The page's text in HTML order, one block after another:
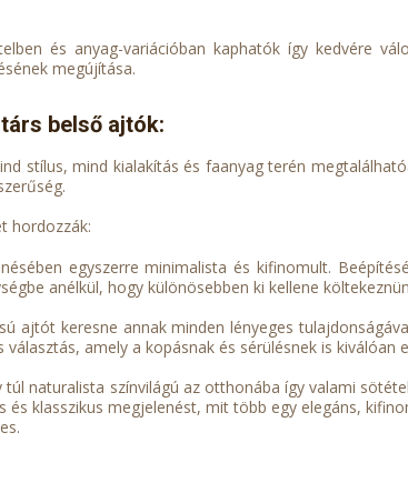
és anyag-variációban kaphatók így kedvére
megújítása.
belső ajtók:
stílus, mind kialakítás és faanyag terén
hordozzák:
egyszerre minimalista és kifinomult.
anélkül, hogy különösebben ki kellene
ajtót keresne annak minden lényeges
amely a kopásnak és sérülésnek is kiválóan
naturalista színvilágú az otthonába így valami
klasszikus megjelenést, mit több egy elegáns,